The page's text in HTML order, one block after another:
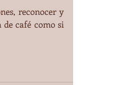
reconocer y
café como si